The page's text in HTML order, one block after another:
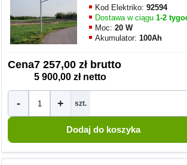
Kod Elektriko:92594
Dostawa w ciągu1-2
Moc:20 W
Akumulator:100Ah
Cena7 257,00 zł brutto
5 900,00 zł netto
- + szt.